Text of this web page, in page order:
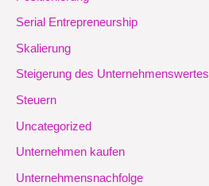
Serial Entrepreneurship
Skalierung
Steigerung des Unternehmenswertes
Steuern
Uncategorized
Unternehmen kaufen
Unternehmensnachfolge